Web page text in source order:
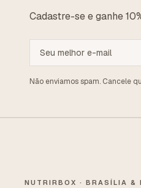
Cadastre-se e ganhe
Não enviamos spam. Cancele
NUTRIRBOX · BRASÍLIA &